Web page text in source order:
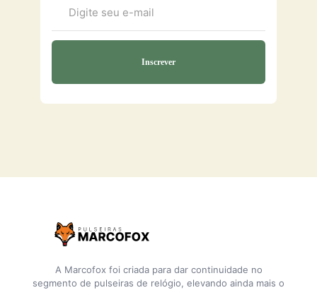
A Marcofox foi criada para dar continuidade no
segmento de pulseiras de relógio, elevando ainda mais o